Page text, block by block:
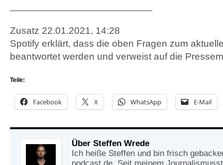
Zusatz 22.01.2021, 14:28
Spotify erklärt, dass die oben Fragen zum
beantwortet werden und verweist auf die
Teile:
Facebook X WhatsApp E-Mail
Über Steffen Wrede
Ich heiße Steffen und bin frisch